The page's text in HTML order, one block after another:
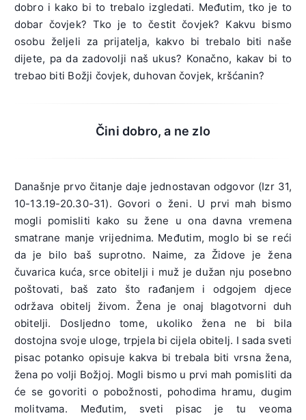
dobro i kako bi to trebalo izgledati. Međutim, tko je to
dobar čovjek? Tko je to čestit čovjek? Kakvu bismo
osobu željeli za prijatelja, kakvo bi trebalo biti naše
dijete, pa da zadovolji naš ukus? Konačno, kakav bi to
trebao biti Božji čovjek, duhovan čovjek, kršćanin?
Čini dobro, a ne zlo
Današnje prvo čitanje daje jednostavan odgovor (Izr 31,
10-13.19-20.30-31). Govori o ženi. U prvi mah bismo
mogli pomisliti kako su žene u ona davna vremena
smatrane manje vrijednima. Međutim, moglo bi se reći
da je bilo baš suprotno. Naime, za Židove je žena
čuvarica kuća, srce obitelji i muž je dužan nju posebno
poštovati, baš zato što rađanjem i odgojem djece
održava obitelj živom. Žena je onaj blagotvorni duh
obitelji. Dosljedno tome, ukoliko žena ne bi bila
dostojna svoje uloge, trpjela bi cijela obitelj. I sada sveti
pisac potanko opisuje kakva bi trebala biti vrsna žena,
žena po volji Božjoj. Mogli bismo u prvi mah pomisliti da
će se govoriti o pobožnosti, pohodima hramu, dugim
molitvama. Međutim, sveti pisac je tu veoma